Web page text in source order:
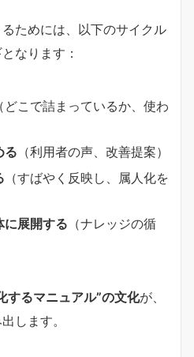
ためには、以下のサイクル
なります：
（どこで詰まっているか、使わ
る （利用者の声、改善提案）
（すばやく反映し、属人化を
に展開する （ナレッジの循
するマニュアル”の文化が、
します。